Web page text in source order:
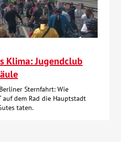
Klima: Jugendclub
Sternfahrt: Wie
auf dem Rad die Hauptstadt
taten.